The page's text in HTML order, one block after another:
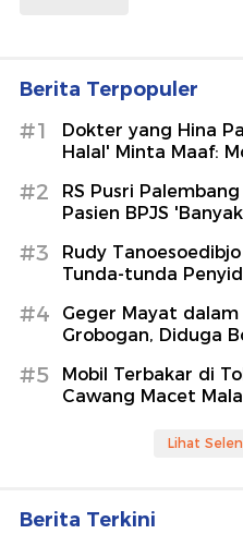
Berita Terpopuler
#1
Dokter yang Hina
Halal' Minta Maaf:
#2
RS Pusri
Pasien BPJS
#3
Rudy
Tunda-tunda
#4
Geger Mayat dalam
Grobogan, Diduga
#5
Mobil Terbakar di
Cawang Macet
Lihat
Berita Terkini